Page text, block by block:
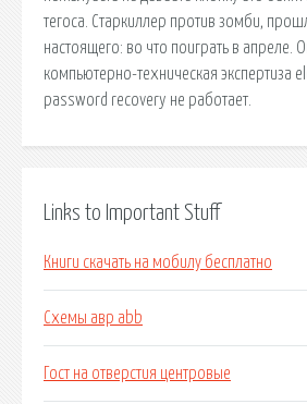
тегоса. Старкиллер против зомби,
настоящего: во что поиграть в апреле.
компьютерно-техническая экспертиза
password recovery не работает.
Links to Important Stuff
Книги скачать на мобилу бесплатно
Схемы авр abb
Гост на отверстия центровые